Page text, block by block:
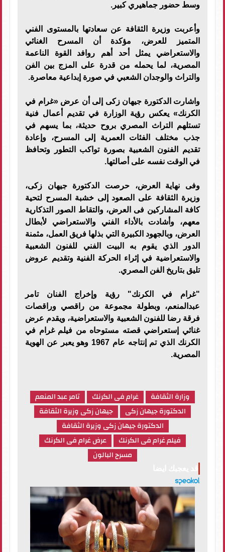
وسط حضور جماهيري كبير.
وأعربت وزيرة الثقافة عن سعادتها بالمستوى الفني
المتميز للعرض، مؤكدة أن المسرح الغنائي
والاستعراضي يمثل أحد أهم روافد القوة الناعمة
المصرية، لما يحمله من قدرة على المزج بين الفن
والتراث والوجدان الشعبي في صورة إبداعية معاصرة.
واشارت الدكتورة جيهان زكى إلى أن عرض «غرام في
الكرنك» يعكس رؤية الوزارة في تقديم أعمال فنية
تستلهم التراث المصري بروح حديثة، بما يسهم في
جذب مختلف الفئات العمرية إلى المسرح، وإعادة
تقديم الفنون الشعبية بصورة تواكب التطور وتحافظ
في الوقت نفسه على أصالتها.
وفى نهاية العرض، حرصت الدكتورة جيهان زكى،
وزيرة الثقافة على الصعود إلى خشبة المسرح لتحية
كافة المشاركين فى العرض، والتقاط الصور التذكارية
معهم، وأشادت بالأداء الفني والاستعراضي لأبطال
العرض، وبالجهود الكبيرة التي بذلها فريق العمل، مثمنة
الدور الذي يقوم به البيت الفني للفنون الشعبية
والاستعراضية في إثراء الحركة الفنية وتقديم عروض
تليق بتاريخ الفن المصري.
"غرام في الكرنك" رؤية وإخراج الفنان تامر
عبدالمنعم، وبطولة مجموعة من راقصي وراقصات
فرقة رضا للفنون الشعبية والاستعراضية، ويقدم عرض
غنائي إستعراضي قصته مستوحاه من فيلم غرام في
الكرنك الذي تم إنتاجه عام 1967 وهو يعبر عن الهوية
المصرية.
وزارة الثقافة غرام فى الكرنك
تامر عبد المنعم
الدكتورة جيهان زكى
جيهان زكى وزيرة الثقافة
الدكتورة جيهان زكى وزيرة الثقافة
فيلم غرام فى الكرنك
عرض غرام فى الكرنك
مسرح البالون